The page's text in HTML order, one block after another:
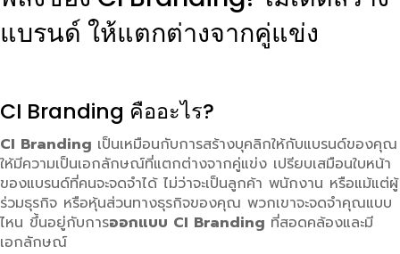
แบรนด์ ให้แตกต่างจากคู่แข่ง
CI Branding คืออะไร?
CI Branding เป็นเหมือนกับการสร้างบุคลิกให้กับแบรนด์ของคุณ
ให้มีความเป็นเอกลักษณ์ที่แตกต่างจากคู่แข่ง เปรียบเสมือนใบหน้า
ของแบรนด์ที่คนจะจดจำได้ ไม่ว่าจะเป็นลูกค้า พนักงาน หรือแม้แต่ผู้
ร่วมธุรกิจ หรือหุ้นส่วนทางธุรกิจของคุณ พวกเขาจะจดจำคุณแบบ
ไหน ขึ้นอยู่กับการออกแบบ CI Branding ที่สอดคล้องและมี
เอกลักษณ์